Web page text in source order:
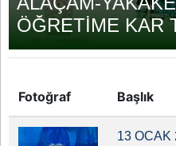
ÖĞRETİME KAR
Fotoğraf Başlık
13 OCAK